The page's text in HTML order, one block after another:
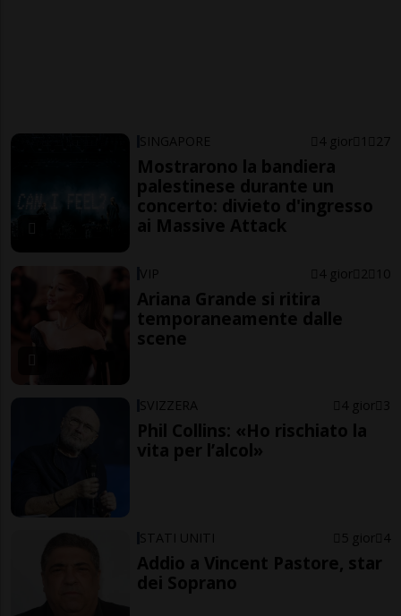
SINGAPORE 4 gior 1 27
Mostrarono la bandiera
palestinese durante un
concerto: divieto d'ingresso
ai Massive Attack
VIP 4 gior 2 10
Ariana Grande si ritira
temporaneamente dalle
scene
SVIZZERA 4 gior 3
Phil Collins: «Ho rischiato la
vita per l’alcol»
STATI UNITI 5 gior 4
Addio a Vincent Pastore, star
dei Soprano